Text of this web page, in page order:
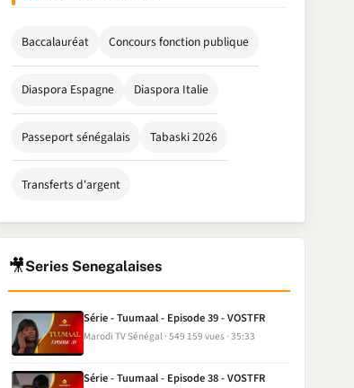
Baccalauréat Concours fonction publique
Diaspora Espagne Diaspora Italie
Passeport sénégalais Tabaski 2026
Transferts d'argent
🎥Series Senegalaises
Série - Tuumaal - Episode 39 - VOSTFR
Marodi TV Sénégal 549 159 vues 35:33
Série - Tuumaal - Episode 38 - VOSTFR